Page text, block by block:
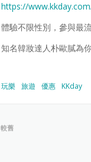
https://
體驗不限性別，參與最
知名韓妝達人朴歐膩為
玩樂 旅遊 優惠 KKday
較舊